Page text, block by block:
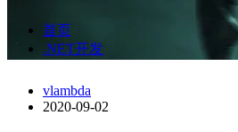
首页
.NET开发
vlambda
2020-09-02